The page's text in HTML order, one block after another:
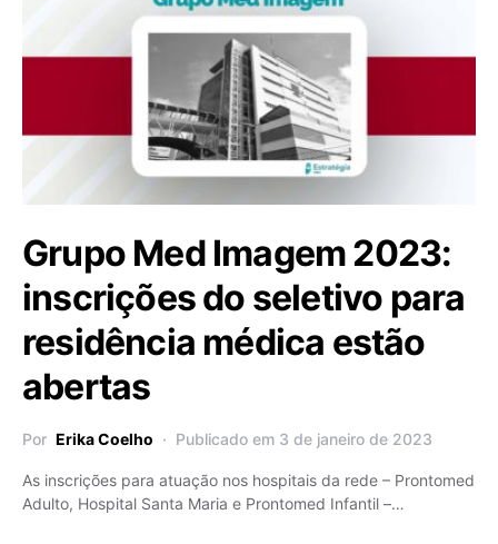
Grupo Med Imagem 2023:
inscrições do seletivo para
residência médica estão
abertas
Por Erika Coelho Publicado em 3 de janeiro de 2023
As inscrições para atuação nos hospitais da rede – Prontomed
Adulto, Hospital Santa Maria e Prontomed Infantil –…